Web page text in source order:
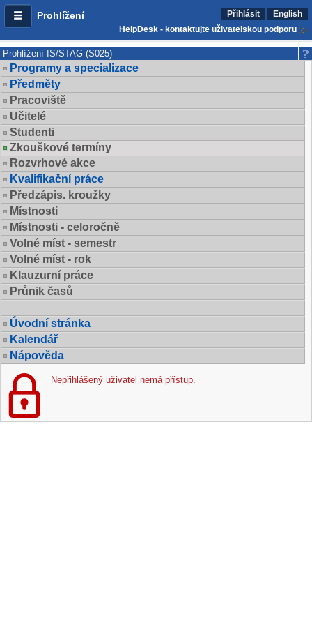
Prohlížení Přihlásit
English
HelpDesk - kontaktujte uživatelskou podporu
Prohlížení IS/STAG (S025)
Programy a specializace
Předměty
Pracoviště
Učitelé
Studenti
Zkouškové termíny
Rozvrhové akce
Kvalifikační práce
Předzápis. kroužky
Místnosti
Místnosti - celoročně
Volné míst - semestr
Volné míst - rok
Klauzurní práce
Průnik časů
Úvodní stránka
Kalendář
Nápověda
Nepřihlášený uživatel nemá přístup.